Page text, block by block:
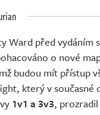
Ward před vydáním
o nové
budou mít přístup
který v současné
1v1 a 3v3,